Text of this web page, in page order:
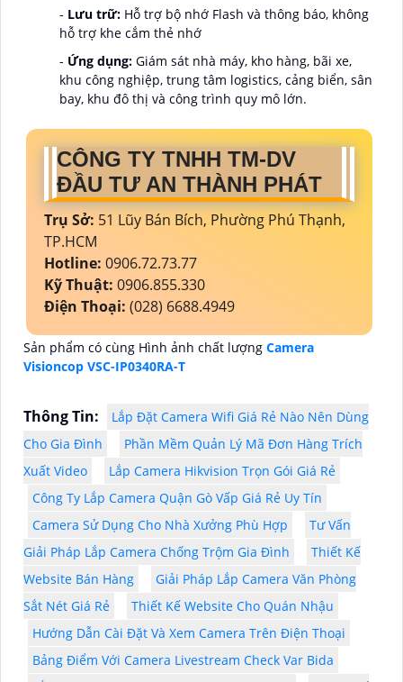
- Lưu trữ: Hỗ trợ bộ nhớ Flash và thông báo, không
hỗ trợ khe cắm thẻ nhớ
- Ứng dụng: Giám sát nhà máy, kho hàng, bãi xe,
khu công nghiệp, trung tâm logistics, cảng biển, sân
bay, khu đô thị và công trình quy mô lớn.
CÔNG TY TNHH TM-DV
ĐẦU TƯ AN THÀNH PHÁT
Trụ Sở: 51 Lũy Bán Bích, Phường Phú Thạnh,
TP.HCM
Hotline: 0906.72.73.77
Kỹ Thuật: 0906.855.330
Điện Thoại: (028) 6688.4949
Sản phẩm có cùng Hình ảnh chất lượng Camera
Visioncop VSC-IP0340RA-T
Thông Tin:
Lắp Đặt Camera Wifi Giá Rẻ Nào Nên Dùng
Cho Gia Đình
Phần Mềm Quản Lý Mã Đơn Hàng Trích
Xuất Video
Lắp Camera Hikvision Trọn Gói Giá Rẻ
Công Ty Lắp Camera Quận Gò Vấp Giá Rẻ Uy Tín
Camera Sử Dụng Cho Nhà Xưởng Phù Hợp
Tư Vấn
Giải Pháp Lắp Camera Chống Trộm Gia Đình
Thiết Kế
Website Bán Hàng
Giải Pháp Lắp Camera Văn Phòng
Sắt Nét Giá Rẻ
Thiết Kế Website Cho Quán Nhậu
Hướng Dẫn Cài Đặt Và Xem Camera Trên Điện Thoại
Bảng Điểm Với Camera Livestream Check Var Bida